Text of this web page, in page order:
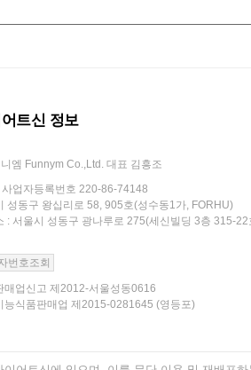
트신 정보
엠 Funnym Co.,Ltd. 대표 김흥조
사업자등록번호 220-86-74148
성동구 왕십리로 58, 905호(성수동1가, FORHU)
: 서울시 성동구 광나루로 275(세신빌딩 3층 315-22
번호조회
매업신고 제2012-서울성동0616
능식품판매업 제2015-0281645 (영등포)